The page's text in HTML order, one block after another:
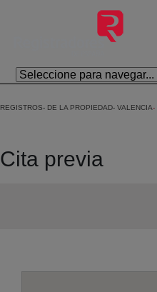
Saltar al contenido principal
REGISTROS DE LA PROPIEDAD VALENCIA
Cita previa